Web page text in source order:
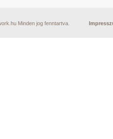
Minden jog fenntartva.